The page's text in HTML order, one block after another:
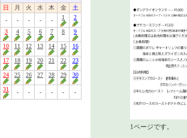
日
月 火 水 木 金
土
-
- - - - 1 2
3 4 5 6 7 8 9
10 11 12 13 14 15 16
17 18 19 20 21 22 23
24 25 26 27 28 29 30
31 - - - - - -
1ページです。